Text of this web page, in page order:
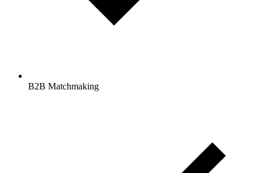
B2B Matchmaking